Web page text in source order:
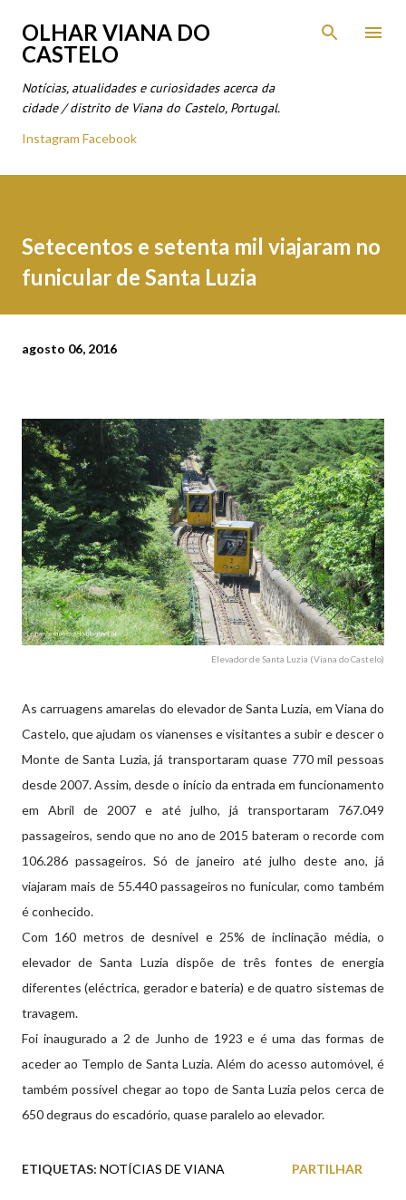
Avançar para o conteúdo principal
OLHAR VIANA DO
CASTELO
Notícias, atualidades e curiosidades acerca da
cidade / distrito de Viana do Castelo, Portugal.
Instagram Facebook
Setecentos e setenta mil viajaram no
funicular de Santa Luzia
agosto 06, 2016
Elevador de Santa Luzia (Viana do Castelo)
As carruagens amarelas do elevador de Santa Luzia, em Viana do
Castelo, que ajudam os vianenses e visitantes a subir e descer o
Monte de Santa Luzia, já transportaram quase 770 mil pessoas
desde 2007. Assim, desde o início da entrada em funcionamento
em Abril de 2007 e até julho, já transportaram 767.049
passageiros, sendo que no ano de 2015 bateram o recorde com
106.286 passageiros. Só de janeiro até julho deste ano, já
viajaram mais de 55.440 passageiros no funicular, como também
é conhecido.
Com 160 metros de desnível e 25% de inclinação média, o
elevador de Santa Luzia dispõe de três fontes de energia
diferentes (eléctrica, gerador e bateria) e de quatro sistemas de
travagem.
Foi inaugurado a 2 de Junho de 1923 e é uma das formas de
aceder ao Templo de Santa Luzia. Além do acesso automóvel, é
também possível chegar ao topo de Santa Luzia pelos cerca de
650 degraus do escadório, quase paralelo ao elevador.
ETIQUETAS: NOTÍCIAS DE VIANA PARTILHAR